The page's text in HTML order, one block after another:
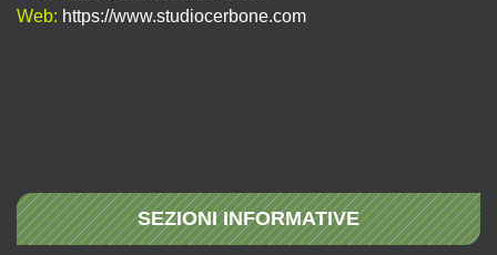
Web: https://www.studiocerbone.com
SEZIONI INFORMATIVE